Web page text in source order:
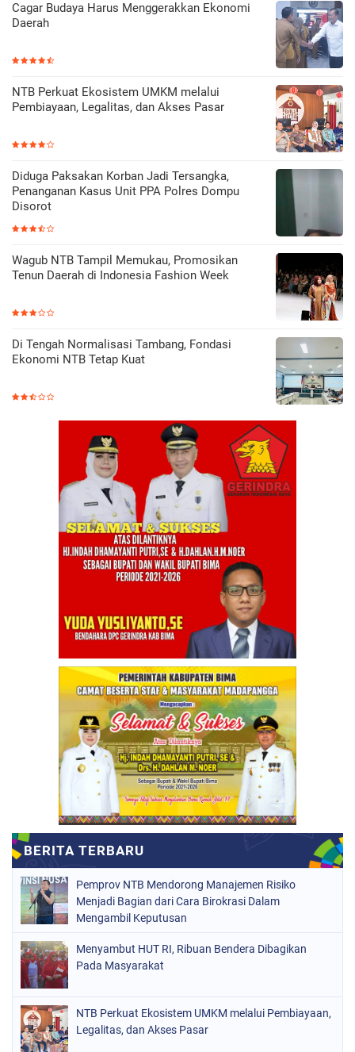
Cagar Budaya Harus Menggerakkan Ekonomi
Daerah
NTB Perkuat Ekosistem UMKM melalui
Pembiayaan, Legalitas, dan Akses Pasar
Diduga Paksakan Korban Jadi Tersangka,
Penanganan Kasus Unit PPA Polres Dompu
Disorot
Wagub NTB Tampil Memukau, Promosikan
Tenun Daerah di Indonesia Fashion Week
Di Tengah Normalisasi Tambang, Fondasi
Ekonomi NTB Tetap Kuat
Pemprov NTB Mendorong Manajemen Risiko
Menjadi Bagian dari Cara Birokrasi Dalam
Mengambil Keputusan
Menyambut HUT RI, Ribuan Bendera Dibagikan
Pada Masyarakat
NTB Perkuat Ekosistem UMKM melalui Pembiayaan,
Legalitas, dan Akses Pasar